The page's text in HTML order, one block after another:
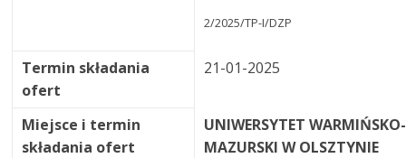
2/2025/TP-I/DZP
Termin składania
ofert
21-01-2025
Miejsce i termin
składania ofert
UNIWERSYTET WARMIŃSKO-
MAZURSKI W OLSZTYNIE